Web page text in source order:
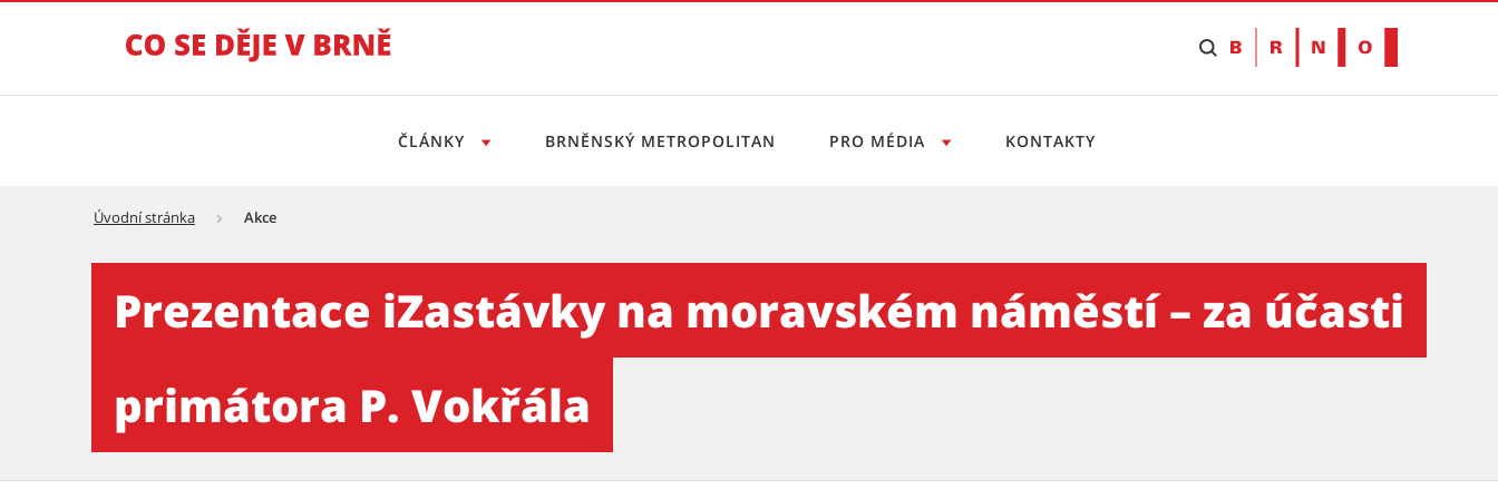
Prezentace iZastávky na moravském náměstí – za účasti primátora P. Vokřála -
ČLÁNKY BRNĚNSKÝ METROPOLITAN PRO MÉDIA KONTAKTY
Úvodní stránka Akce
Prezentace iZastávky na moravském náměstí – za účasti
primátora P. Vokřála